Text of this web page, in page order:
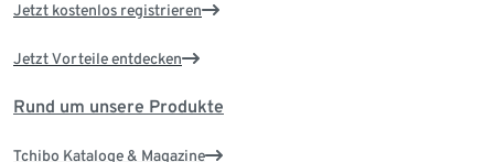
Jetzt kostenlos registrieren
Jetzt Vorteile entdecken
Rund um unsere Produkte
Tchibo Kataloge & Magazine